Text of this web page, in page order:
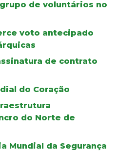
de voluntários no
voto antecipado
de contrato
do Coração
do Norte de
Mundial da Segurança